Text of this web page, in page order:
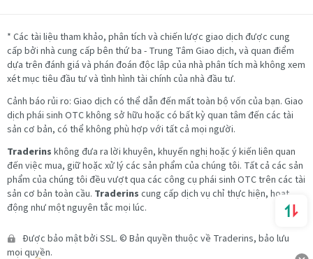
* Các tài liệu tham khảo, phân tích và chiến lược giao dịch được cung
cấp bởi nhà cung cấp bên thứ ba - Trung Tâm Giao dịch, và quan điểm
dựa trên đánh giá và phán đoán độc lập của nhà phân tích mà không xem
xét mục tiêu đầu tư và tình hình tài chính của nhà đầu tư.
Cảnh báo rủi ro: Giao dịch có thể dẫn đến mất toàn bộ vốn của bạn. Giao
dịch phái sinh OTC không sở hữu hoặc có bất kỳ quan tâm đến các tài
sản cơ bản, có thể không phù hợp với tất cả mọi người.
Traderins không đưa ra lời khuyên, khuyến nghị hoặc ý kiến liên quan
đến việc mua, giữ hoặc xử lý các sản phẩm của chúng tôi. Tất cả các sản
phẩm của chúng tôi đều vượt qua các công cụ phái sinh OTC trên các tài
sản cơ bản toàn cầu. Traderins cung cấp dịch vụ chỉ thực hiện, hoạt
động như một nguyên tắc mọi lúc.
Được bảo mật bởi SSL. © Bản quyền thuộc về Traderins, bảo lưu
mọi quyền.